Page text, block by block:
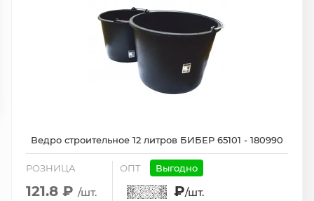
Ведро строительное 12 литров БИБЕР 65101 - 180990
РОЗНИЦА
121.8 ₽ /шт.
ОПТ Выгодно
₽/шт.